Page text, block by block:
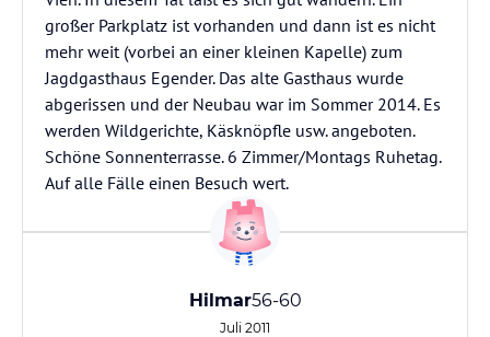
großer Parkplatz ist vorhanden und dann ist es nicht
mehr weit (vorbei an einer kleinen Kapelle) zum
Jagdgasthaus Egender. Das alte Gasthaus wurde
abgerissen und der Neubau war im Sommer 2014. Es
werden Wildgerichte, Käsknöpfle usw. angeboten.
Schöne Sonnenterrasse. 6 Zimmer/Montags Ruhetag.
Auf alle Fälle einen Besuch wert.
Hilmar56-60
Juli 2011